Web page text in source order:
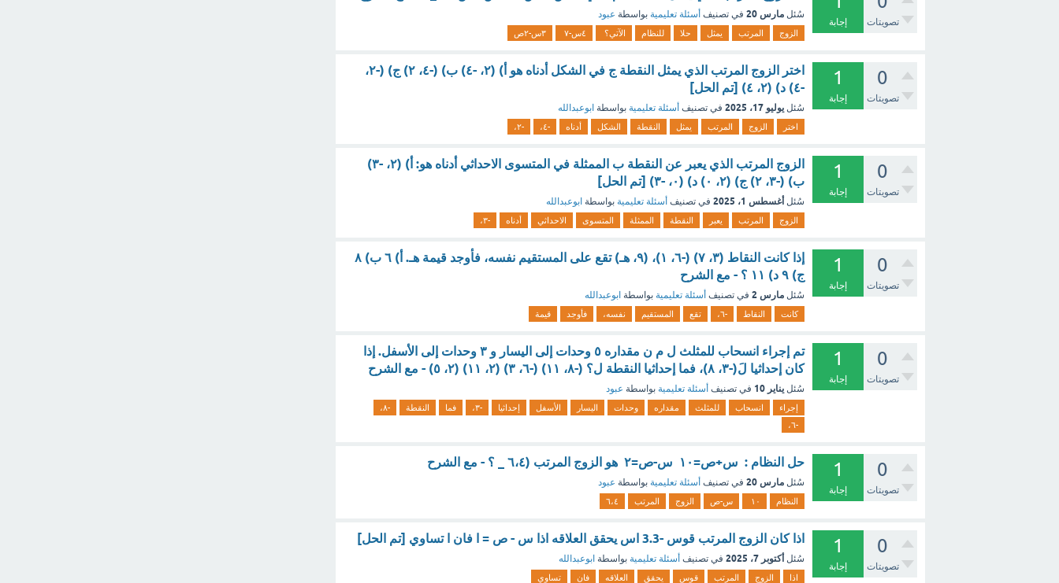
تصويتات إجابة
سُئل مارس 20 في تصنيف أسئلة تعليمية بواسطة عبود
الزوج المرتب يمثل حلا للنظام الآتي؟ ٤س-٧ ٣س-٢ص
0
تصويتات
1
إجابة
اختر الزوج المرتب الذي يمثل النقطة ج في الشكل أدناه هو أ) (٢، -٤) ب) (-٤، ٢) ج) (-٢،
-٤) د) (٢، ٤) [تم الحل]
سُئل يوليو 17، 2025 في تصنيف أسئلة تعليمية بواسطة ابوعبدالله
اختر الزوج المرتب يمثل النقطة الشكل أدناه -٤، -٢،
0
تصويتات
1
إجابة
الزوج المرتب الذي يعبر عن النقطة ب الممثلة في المتسوى الاحداثي أدناه هو: أ) (٢، -٣)
ب) (-٣، ٢) ج) (٢، ٠) د) (٠، -٣) [تم الحل]
سُئل أغسطس 1، 2025 في تصنيف أسئلة تعليمية بواسطة ابوعبدالله
الزوج المرتب يعبر النقطة الممثلة المتسوى الاحداثي أدناه -٣،
0
تصويتات
1
إجابة
إذا كانت النقاط (٣، ٧) (-٦، ١)، (٩، هـ) تقع على المستقيم نفسه، فأوجد قيمة هـ. أ) ٦ ب) ٨
ج) ٩ د) ١١ ؟ - مع الشرح
سُئل مارس 2 في تصنيف أسئلة تعليمية بواسطة ابوعبدالله
كانت النقاط -٦، تقع المستقيم نفسه، فأوجد قيمة
0
تصويتات
1
إجابة
تم إجراء انسحاب للمثلث ل م ن مقداره ٥ وحدات إلى اليسار و ٣ وحدات إلى الأسفل. إذا
كان إحداثيا لَ(-٣، ٨)، فما إحداثيا النقطة ل؟ (-٨، ١١) (-٦، ٣) (٢، ١١) (٢، ٥) - مع الشرح
سُئل يناير 10 في تصنيف أسئلة تعليمية بواسطة عبود
إجراء انسحاب للمثلث مقداره وحدات اليسار الأسفل إحداثيا -٣، فما النقطة
-٨،
-٦،
0
تصويتات
1
إجابة
حل النظام : س+ص=١٠ س-ص=٢ هو الزوج المرتب (٦،٤ _ ؟ - مع الشرح
سُئل مارس 20 في تصنيف أسئلة تعليمية بواسطة عبود
النظام ١٠ س-ص الزوج المرتب ٦،٤
0
تصويتات
1
إجابة
اذا كان الزوج المرتب قوس -3.3 اس يحقق العلاقه اذا س - ص = ا فان ا تساوي [تم الحل]
سُئل أكتوبر 7، 2025 في تصنيف أسئلة تعليمية بواسطة ابوعبدالله
اذا الزوج المرتب قوس يحقق العلاقه فان تساوي